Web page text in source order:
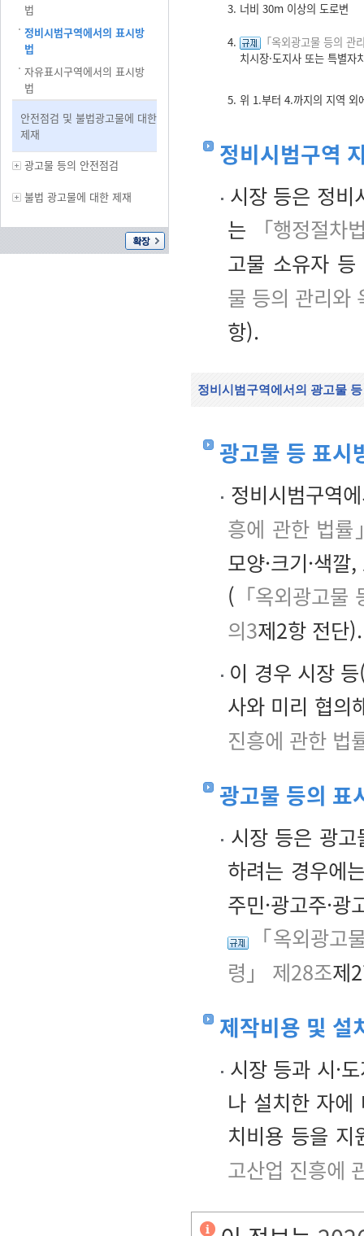
법
정비시범구역에서의 표시방
법
자유표시구역에서의 표시방
법
안전점검 및 불법광고물에 대한
제재
광고물 등의 안전점검
불법 광고물에 대한 제재
3. 너비 30m 이상의 도로변
4.
「옥외광고물 등의
치시장·도지사 또는 특별자
5. 위 1.부터 4.까지의 지역 외
정비시범구역
시장 등은 정비
는
「행정절
고물 소유자 등
물 등의 관리와
항).
정비시범구역에서의 광고물
광고물 등 표시
정비시범구역
흥에 관한 법률
모양·크기·색
( 「옥외광고
의3제2항 전단).
이 경우 시장
사와 미리 협의
진흥에 관한 법
광고물 등의 표
시장 등은 광고
하려는 경우에
주민·광고주·
「옥외광
령」 제28조제
제작비용 및 설
시장 등과 시·
나 설치한 자에
치비용 등을 지
고산업 진흥에